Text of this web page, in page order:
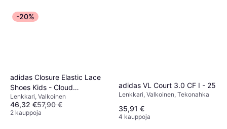
-20%
adidas Closure Elastic Lace
Shoes Kids - Cloud
White/Core Black/Gum
Lenkkari, Valkoinen
46,32 €57,90 €
2 kauppoja
adidas VL Court 3.0 CF I - 25
Lenkkari, Valkoinen, Tekonahka
35,91 €
4 kauppoja